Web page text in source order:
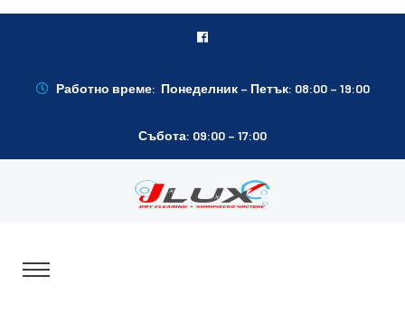
Работно време: Понеделник – Петък: 08:00 – 19:00
Събота: 09:00 – 17:00